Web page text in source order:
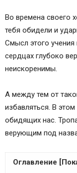
Во времена своего
тебя обидели и
Смысл этого
сердцах глубоко
неискоренимы.
А между тем от
избавляться. В
обидящих нас.
верующим под
Оглавление